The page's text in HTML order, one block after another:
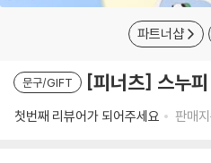
파트너샵
문구/GIFT [피너츠] 스누
첫번째 리뷰어가 되어주세요 판매